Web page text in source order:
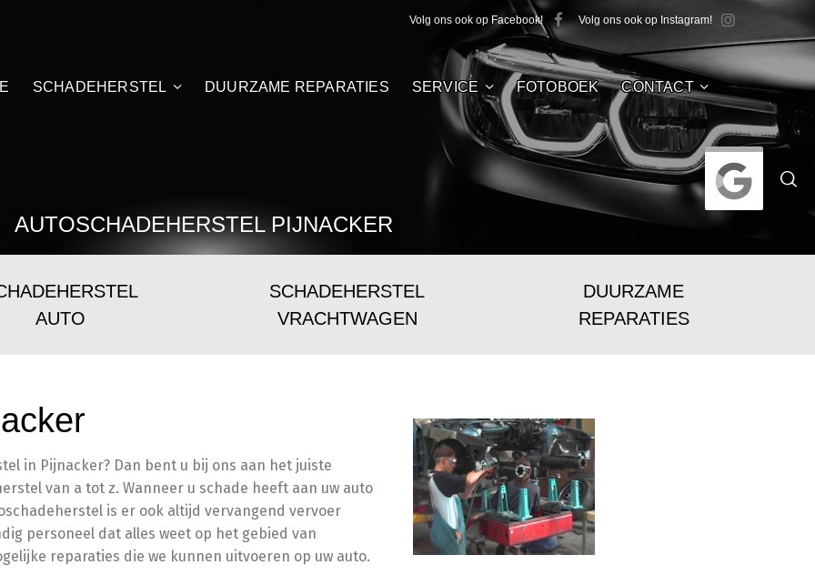
Volg ons ook op Facebook! Volg ons ook op Instagram!
SCHADEHERSTEL DUURZAME REPARATIES SERVICE FOTOBOEK CONTACT
AUTOSCHADEHERSTEL PIJNACKER
AUTO
SCHADEHERSTEL
VRACHTWAGEN
DUURZAME
REPARATIES
in Pijnacker? Dan bent u bij ons aan het juiste
van a tot z. Wanneer u schade heeft aan uw auto
is er ook altijd vervangend vervoer
personeel dat alles weet op het gebied van
reparaties die we kunnen uitvoeren op uw auto.